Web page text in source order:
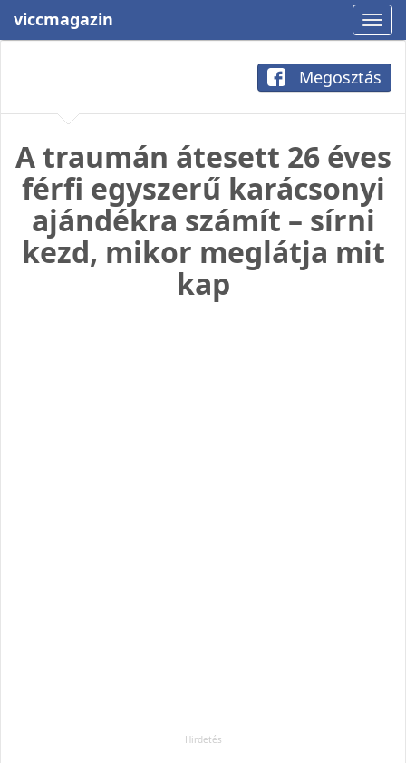
viccmagazin
Megosztás
A traumán átesett 26 éves
férfi egyszerű karácsonyi
ajándékra számít – sírni
kezd, mikor meglátja mit
kap